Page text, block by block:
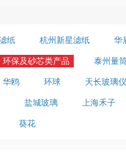
纸 杭州新星滤纸 华
环保及砂芯类产品 泰州量
华鸥 环球 天长玻璃
盐城玻璃 上海禾子
葵花